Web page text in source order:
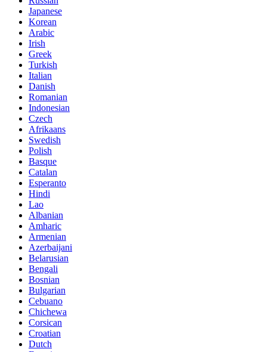
Japanese
Korean
Arabic
Irish
Greek
Turkish
Italian
Danish
Romanian
Indonesian
Czech
Afrikaans
Swedish
Polish
Basque
Catalan
Esperanto
Hindi
Lao
Albanian
Amharic
Armenian
Azerbaijani
Belarusian
Bengali
Bosnian
Bulgarian
Cebuano
Chichewa
Corsican
Croatian
Dutch